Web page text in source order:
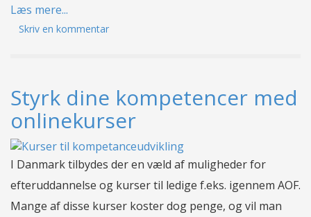
Læs mere...
Skriv en kommentar
Styrk dine kompetencer med
onlinekurser
I Danmark tilbydes der en væld af muligheder for
efteruddannelse og kurser til ledige f.eks. igennem AOF.
Mange af disse kurser koster dog penge, og vil man